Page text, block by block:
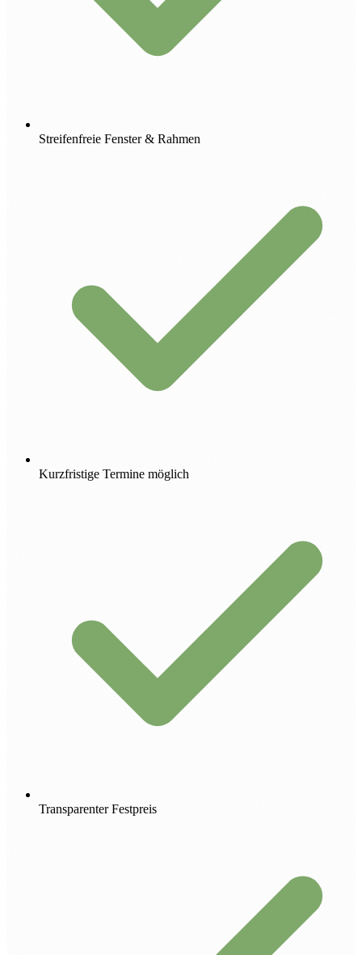
Streifenfreie Fenster & Rahmen
Kurzfristige Termine möglich
Transparenter Festpreis